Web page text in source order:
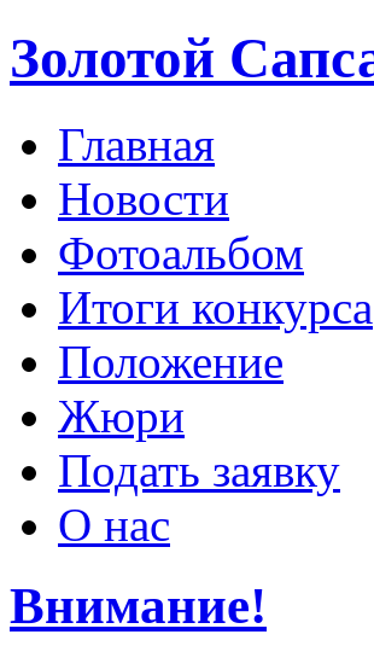
Золотой
Главная
Новости
Фотоальбом
Итоги конкурса
Положение
Жюри
Подать заявку
О нас
Внимание!